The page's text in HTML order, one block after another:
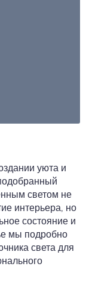
уюта и
светом не
интерьера, но
состояние и
мы подробно
света для